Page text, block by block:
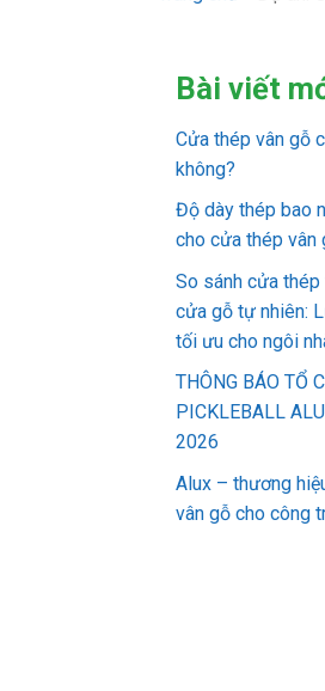
Bài viết
Cửa thép vân gỗ
không?
Độ dày thép bao
cho cửa thép vân
So sánh cửa thép
cửa gỗ tự nhiên:
tối ưu cho ngôi
THÔNG BÁO TỔ
PICKLEBALL
2026
Alux – thương
vân gỗ cho công